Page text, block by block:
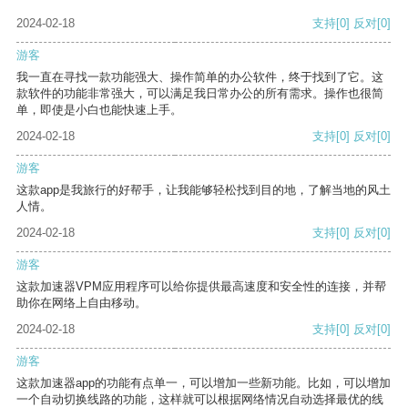
2024-02-18 支持[0] 反对[0]
游客
我一直在寻找一款功能强大、操作简单的办公软件，终于找到了它。这
款软件的功能非常强大，可以满足我日常办公的所有需求。操作也很简
单，即使是小白也能快速上手。
2024-02-18
支持[0] 反对[0]
游客
这款app是我旅行的好帮手，让我能够轻松找到目的地，了解当地的风土
人情。
2024-02-18
支持[0] 反对[0]
游客
这款加速器VPM应用程序可以给你提供最高速度和安全性的连接，并帮
助你在网络上自由移动。
2024-02-18
支持[0] 反对[0]
游客
这款加速器app的功能有点单一，可以增加一些新功能。比如，可以增加
一个自动切换线路的功能，这样就可以根据网络情况自动选择最优的线